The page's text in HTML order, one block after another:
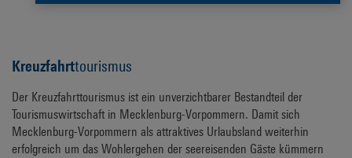
Kreuzfahrttourismus
Der Kreuzfahrttourismus ist ein unverzichtbarer Bestandteil der
Tourismuswirtschaft in Mecklenburg-Vorpommern. Damit sich
Mecklenburg-Vorpommern als attraktives Urlaubsland weiterhin
erfolgreich um das Wohlergehen der seereisenden Gäste kümmern